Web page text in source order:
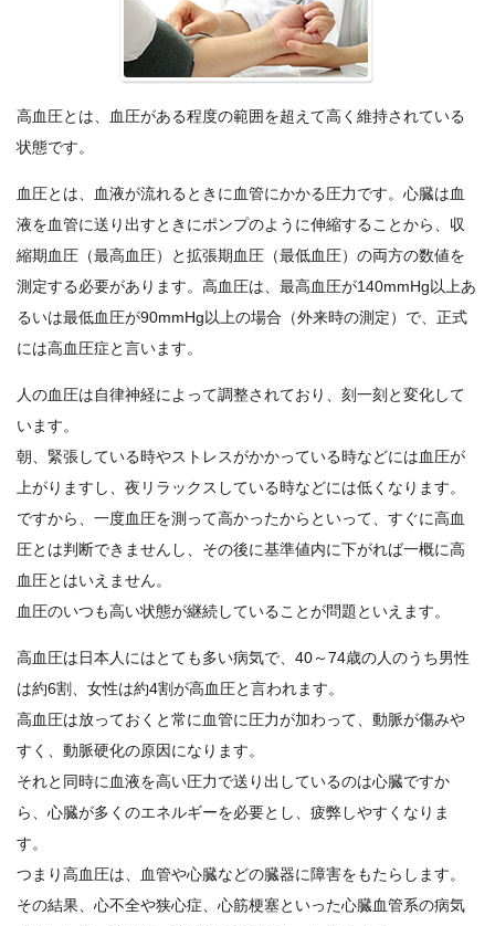
高血圧とは、血圧がある程度の範囲を超えて高く維持されている
状態です。
血圧とは、血液が流れるときに血管にかかる圧力です。心臓は血
液を血管に送り出すときにポンプのように伸縮することから、収
縮期血圧（最高血圧）と拡張期血圧（最低血圧）の両方の数値を
測定する必要があります。高血圧は、最高血圧が140mmHg以上あ
るいは最低血圧が90mmHg以上の場合（外来時の測定）で、正式
には高血圧症と言います。
人の血圧は自律神経によって調整されており、刻一刻と変化して
います。
朝、緊張している時やストレスがかかっている時などには血圧が
上がりますし、夜リラックスしている時などには低くなります。
ですから、一度血圧を測って高かったからといって、すぐに高血
圧とは判断できませんし、その後に基準値内に下がれば一概に高
血圧とはいえません。
血圧のいつも高い状態が継続していることが問題といえます。
高血圧は日本人にはとても多い病気で、40～74歳の人のうち男性
は約6割、女性は約4割が高血圧と言われます。
高血圧は放っておくと常に血管に圧力が加わって、動脈が傷みや
すく、動脈硬化の原因になります。
それと同時に血液を高い圧力で送り出しているのは心臓ですか
ら、心臓が多くのエネルギーを必要とし、疲弊しやすくなりま
す。
つまり高血圧は、血管や心臓などの臓器に障害をもたらします。
その結果、心不全や狭心症、心筋梗塞といった心臓血管系の病気